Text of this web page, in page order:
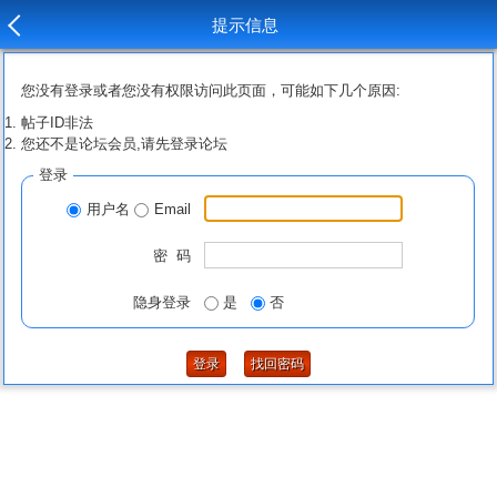
提示信息
您没有登录或者您没有权限访问此页面，可能如下几个原因:
帖子ID非法
您还不是论坛会员,请先登录论坛
登录
用户名 Email
密 码
隐身登录 是 否